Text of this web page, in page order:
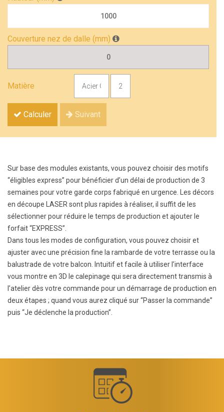
Couverture nez de dalle (mm)
Matière
Calculer Suivant
Sur base des modules existants, vous pouvez choisir des motifs
“éligibles express” pour bénéficier d’un délai de production de 3
semaines pour votre garde corps fabriqué en urgence. Les décors
en découpe LASER sont plus rapides à réaliser, il suffit de les
sélectionner pour réduire le temps de production et ajouter le
forfait “EXPRESS”.
Dans tous les modes de configuration, vous pouvez choisir et
ajuster avec une précision fine la rambarde de votre terrasse ou la
balustrade de votre balcon. Intuitif et facile à utiliser l’interface
vous montre en 3D le calepinage qui sera directement transmis à
l’atelier dès votre commande pour un démarrage de production en
deux étapes ; quand vous aurez cliqué sur “Passer la commande”
puis “Je déclenche la production”.